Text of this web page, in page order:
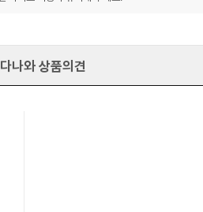
다나와 상품의견